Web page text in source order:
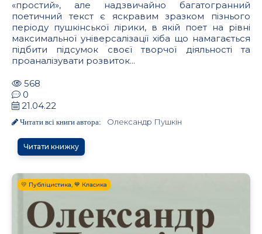
«простий», але надзвичайно багатогранний
поетичний текст є яскравим зразком пізнього
періоду пушкінської лірики, в якій поет на рівні
максимальної універсалізації хіба що намагається
підбити підсумок своєї творчої діяльності та
проаналізувати розвиток...
568
0
21.04.22
Читати всі книги автора: Олександр Пушкін
Читати книжку
💛 Публіцистика, 💙 Класика